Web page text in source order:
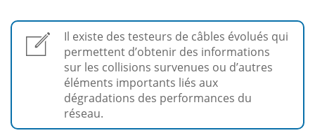
Il existe des testeurs de câbles évolués qui
permettent d’obtenir des informations
sur les collisions survenues ou d’autres
éléments importants liés aux
dégradations des performances du
réseau.